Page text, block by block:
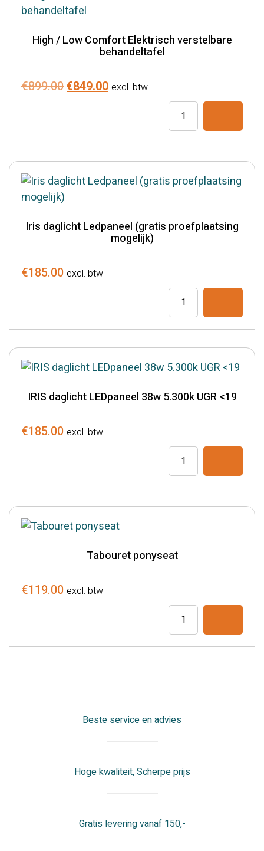
High / Low Comfort Elektrisch verstelbare
behandeltafel
€899.00Oorspronkelijke
€899.00.
€849.00Huidige
€849.00.
excl. btw
High
Low
Elektrisch
verstelbare
aantal
Iris daglicht Ledpaneel (gratis proefplaatsing
mogelijk)
€185.00 excl. btw
Iris
daglicht
Ledpaneel
proefplaatsing
mogelijk)
aantal
IRIS daglicht LEDpaneel 38w 5.300k UGR <19
€185.00 excl. btw
IRIS
daglicht
LEDpaneel
aantal
Tabouret ponyseat
€119.00 excl. btw
Tabouret
ponyseat
aantal
Beste service en advies
Hoge kwaliteit, Scherpe prijs
Gratis levering vanaf 150,-